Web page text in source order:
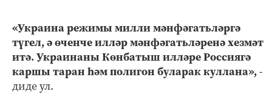
«Украина режимы милли мәнфәгатьләргә
түгел, ә өченче илләр мәнфәгатьләренә хезмәт
итә. Украинаны Көнбатыш илләре Россиягә
каршы таран һәм полигон буларак куллана»,-
диде ул.